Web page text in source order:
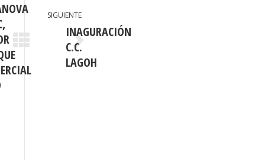
SIGUIENTE
Publicación
siguiente:
INAGURACIÓN
C.C.
LAGOH